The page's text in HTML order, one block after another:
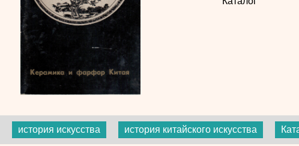
история искусства история китайского искусства